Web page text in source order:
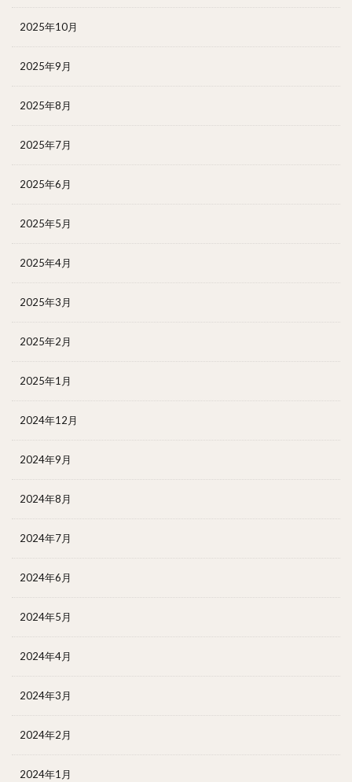
2025年10月
2025年9月
2025年8月
2025年7月
2025年6月
2025年5月
2025年4月
2025年3月
2025年2月
2025年1月
2024年12月
2024年9月
2024年8月
2024年7月
2024年6月
2024年5月
2024年4月
2024年3月
2024年2月
2024年1月